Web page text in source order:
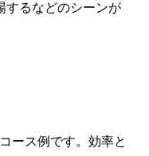
するなどのシーンが
ース例です。効率と